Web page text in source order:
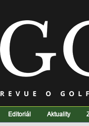
Editoriál Aktuality